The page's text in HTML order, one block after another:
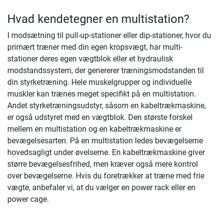
Hvad kendetegner en multistation?
I modsætning til pull-up-stationer eller dip-stationer, hvor du
primært træner med din egen kropsvægt, har multi-
stationer deres egen vægtblok eller et hydraulisk
modstandssystem, der genererer træningsmodstanden til
din styrketræning. Hele muskelgrupper og individuelle
muskler kan trænes meget specifikt på en multistation.
Andet styrketræningsudstyr, såsom en kabeltrækmaskine,
er også udstyret med en vægtblok. Den største forskel
mellem en multistation og en kabeltrækmaskine er
bevægelsesarten. På en multistation ledes bevægelserne
hovedsagligt under øvelserne. En kabeltrækmaskine giver
større bevægelsesfrihed, men kræver også mere kontrol
over bevægelserne. Hvis du foretrækker at træne med frie
vægte, anbefaler vi, at du vælger en power rack eller en
power cage.